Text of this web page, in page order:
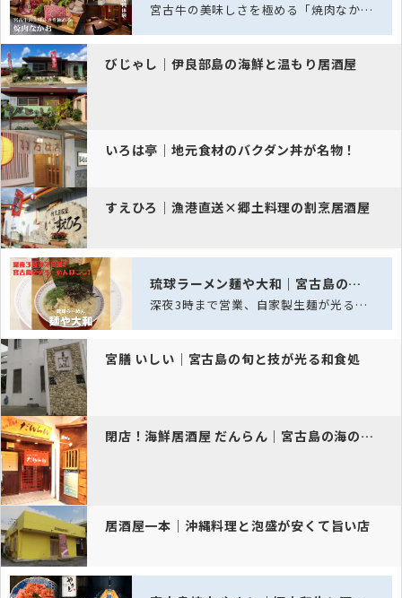
びじゃし｜伊良部島の海鮮と温もり居酒屋
いろは亭｜地元食材のバクダン丼が名物！
すえひろ｜漁港直送×郷土料理の割烹居酒屋
宮膳 いしい｜宮古島の旬と技が光る和食処
閉店！海鮮居酒屋 だんらん｜宮古島の海の幸と泡盛
居酒屋一本｜沖縄料理と泡盛が安くて旨い店
宮古牛の美味しさを極める「焼肉なかお」──五感を満たす、島の極上焼肉体験
琉球ラーメン麺や大和｜宮古島の深夜ラーメン酒場
深夜3時まで営業、自家製生麺が光る宮古島の夜ラーメン酒場